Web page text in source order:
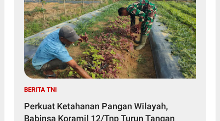
BERITA TNI
Perkuat Ketahanan Pangan Wilayah,
Babinsa Koramil 12/Tnp Turun Tangan